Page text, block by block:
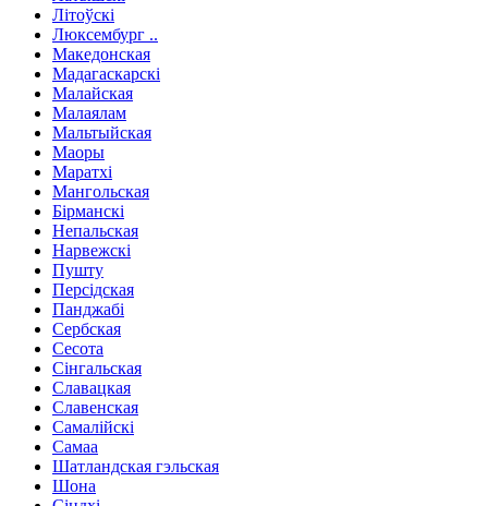
Літоўскі
Люксембург ..
Македонская
Мадагаскарскі
Малайская
Малаялам
Мальтыйская
Маоры
Маратхі
Мангольская
Бірманскі
Непальская
Нарвежскі
Пушту
Персідская
Панджабі
Сербская
Сесота
Сінгальская
Славацкая
Славенская
Самалійскі
Самаа
Шатландская гэльская
Шона